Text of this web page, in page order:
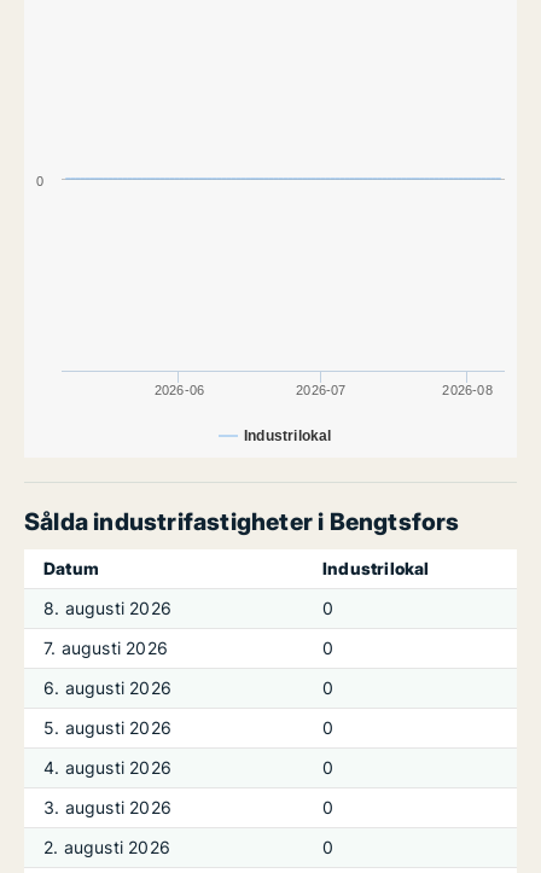
Industrilokal
2026-06 2026-07 2026-08
0
Sålda industrifastigheter i Bengtsfors
Datum
Industrilokal
8. augusti 2026
0
7. augusti 2026
0
6. augusti 2026
0
5. augusti 2026
0
4. augusti 2026
0
3. augusti 2026
0
2. augusti 2026
0